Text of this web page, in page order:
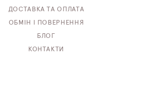
ДОСТАВКА ТА ОПЛАТА
ОБМІН І ПОВЕРНЕННЯ
БЛОГ
КОНТАКТИ